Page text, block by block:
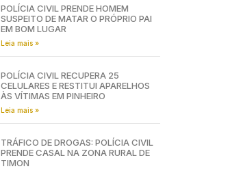
POLÍCIA CIVIL PRENDE HOMEM
SUSPEITO DE MATAR O PRÓPRIO PAI
EM BOM LUGAR
Leia mais »
POLÍCIA CIVIL RECUPERA 25
CELULARES E RESTITUI APARELHOS
ÀS VÍTIMAS EM PINHEIRO
Leia mais »
TRÁFICO DE DROGAS: POLÍCIA CIVIL
PRENDE CASAL NA ZONA RURAL DE
TIMON